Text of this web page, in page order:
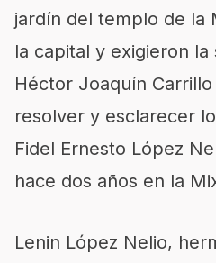
jardín del templo de la
la capital y exigieron la
Héctor Joaquín
resolver y esclarecer
Fidel Ernesto López
hace dos años en la
Lenin López Nelio,